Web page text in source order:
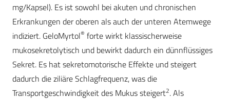
mg/Kapsel). Es ist sowohl bei akuten und chronischen
Erkrankungen der oberen als auch der unteren Atemwege
indiziert. GeloMyrtol® forte wirkt klassischerweise
mukosekretolytisch und bewirkt dadurch ein dünnflüssiges
Sekret. Es hat sekretomotorische Effekte und steigert
dadurch die ziliäre Schlagfrequenz, was die
Transportgeschwindigkeit des Mukus steigert2. Als